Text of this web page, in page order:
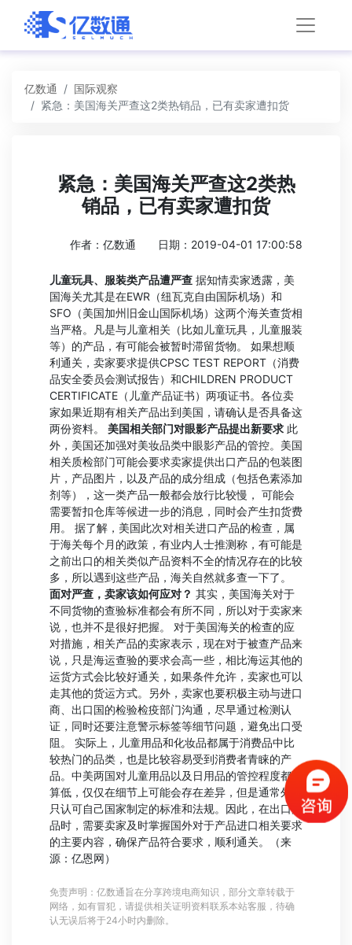
亿数通
国际观察
紧急：美国海关严查这2类热销品，已有卖家遭扣货
紧急：美国海关严查这2类热
销品，已有卖家遭扣货
作者：亿数通 日期：2019-04-01 17:00:58
儿童玩具、服装类产品遭严查 据知情卖家透露，美
国海关尤其是在EWR（纽瓦克自由国际机场）和
SFO（美国加州旧金山国际机场）这两个海关查货相
当严格。凡是与儿童相关（比如儿童玩具，儿童服装
等）的产品，有可能会被暂时滞留货物。 如果想顺
利通关，卖家要求提供CPSC TEST REPORT（消费
品安全委员会测试报告）和CHILDREN PRODUCT
CERTIFICATE（儿童产品证书）两项证书。各位卖
家如果近期有相关产品出到美国，请确认是否具备这
两份资料。 美国相关部门对眼影产品提出新要求 此
外，美国还加强对美妆品类中眼影产品的管控。美国
相关质检部门可能会要求卖家提供出口产品的包装图
片，产品图片，以及产品的成分组成（包括色素添加
剂等），这一类产品一般都会放行比较慢， 可能会
需要暂扣仓库等候进一步的消息，同时会产生扣货费
用。 据了解，美国此次对相关进口产品的检查，属
于海关每个月的政策，有业内人士推测称，有可能是
之前出口的相关类似产品资料不全的情况存在的比较
多，所以遇到这些产品，海关自然就多查一下了。
面对严查，卖家该如何应对？ 其实，美国海关对于
不同货物的查验标准都会有所不同，所以对于卖家来
说，也并不是很好把握。 对于美国海关的检查的应
对措施，相关产品的卖家表示，现在对于被查产品来
说，只是海运查验的要求会高一些，相比海运其他的
运货方式会比较好通关，如果条件允许，卖家也可以
走其他的货运方式。另外，卖家也要积极主动与进口
商、出口国的检验检疫部门沟通，尽早通过检测认
证，同时还要注意警示标签等细节问题，避免出口受
阻。 实际上，儿童用品和化妆品都属于消费品中比
较热门的品类，也是比较容易受到消费者青睐的产
品。中美两国对儿童用品以及日用品的管控程度都不
算低，仅仅在细节上可能会存在差异，但是通常外商
只认可自己国家制定的标准和法规。因此，在出口产
品时，需要卖家及时掌握国外对于产品进口相关要求
的主要内容，确保产品符合要求，顺利通关。（来
源：亿恩网）
免责声明：亿数通旨在分享跨境电商知识，部分文章转载于
网络，如有冒犯，请提供相关证明资料联系本站客服，待确
认无误后将于24小时内删除。